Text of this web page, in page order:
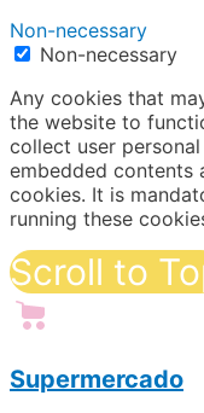
Non-necessary
Non-necessary
Any cookies that
the website to
collect user
embedded contents
cookies. It is
running these
Scroll to
Supermercado